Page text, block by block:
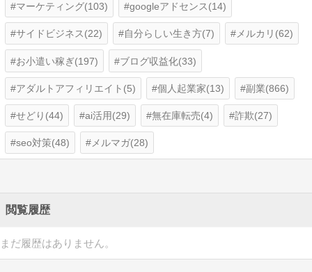
マーケティング(103) googleアドセンス(14)
サイドビジネス(22) 自分らしい生き方(7) メルカリ(62)
お小遣い稼ぎ(197) ブログ収益化(33)
アダルトアフィリエイト(5) 個人起業家(13) 副業(866)
せどり(44) ai活用(29) 無在庫転売(4) 詐欺(27)
seo対策(48) メルマガ(28)
閲覧履歴
まだ履歴はありません。